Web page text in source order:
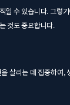
일 수 있습니다. 그렇
것도 중요합니다.
살리는 데 집중하여,